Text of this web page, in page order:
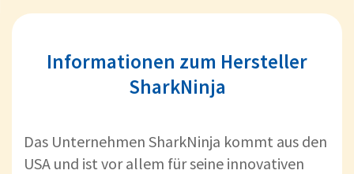
Informationen zum Hersteller
SharkNinja
Das Unternehmen SharkNinja kommt aus den
USA und ist vor allem für seine innovativen